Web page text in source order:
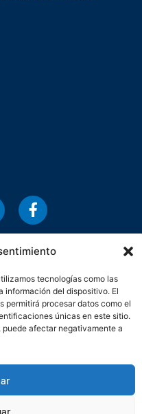
tecnologías como las
información del dispositivo. El
permitirá procesar datos como el
únicas en este sitio.
afectar negativamente a
de Empresarios
SeguridadContacto